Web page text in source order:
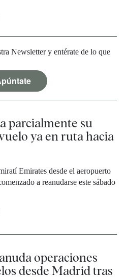
Newsletter y entérate de lo que
parcialmente su
ya en ruta hacia
Emirates desde el aeropuerto
a reanudarse este sábado
operaciones
desde Madrid tras